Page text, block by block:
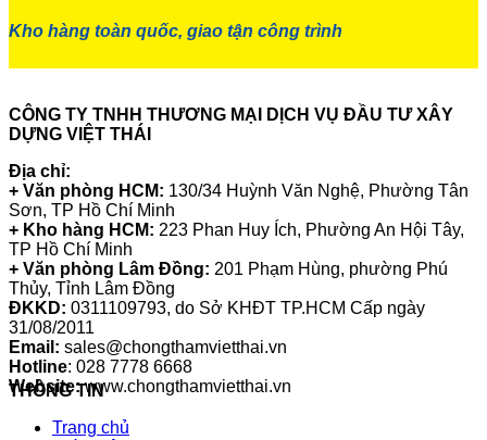
Kho hàng toàn quốc, giao tận công trình
CÔNG TY TNHH THƯƠNG MẠI DỊCH VỤ ĐẦU TƯ XÂY
DỰNG VIỆT THÁI
Địa chỉ:
+ Văn phòng HCM: 130/34 Huỳnh Văn Nghệ, Phường Tân
Sơn, TP Hồ Chí Minh
+ Kho hàng HCM: 223 Phan Huy Ích, Phường An Hội Tây,
TP Hồ Chí Minh
+ Văn phòng Lâm Đồng: 201 Phạm Hùng, phường Phú
Thủy, Tỉnh Lâm Đồng
ĐKKD: 0311109793, do Sở KHĐT TP.HCM Cấp ngày
31/08/2011
Email: sales@chongthamvietthai.vn
Hotline: 028 7778 6668
Website:www.chongthamvietthai.vn
THÔNG TIN
Trang chủ